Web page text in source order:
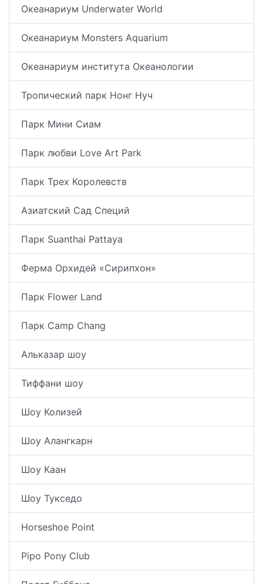
Океанариум Underwater World
Океанариум Monsters Aquarium
Океанариум института Океанологии
Тропический парк Нонг Нуч
Парк Мини Сиам
Парк любви Love Art Park
Парк Трех Королевств
Азиатский Сад Специй
Парк Suanthai Pattaya
Ферма Орхидей «Сирипхон»
Парк Flower Land
Парк Camp Chang
Альказар шоу
Тиффани шоу
Шоу Колизей
Шоу Алангкарн
Шоу Каан
Шоу Тукседо
Horseshoe Point
Pipo Pony Club